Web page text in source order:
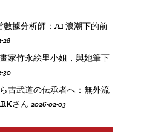
數據分析師：AI 浪潮下的前
28
家竹永絵里小姐，與她筆下
30
古武道の伝承者へ：無外流
さん 2026-02-03